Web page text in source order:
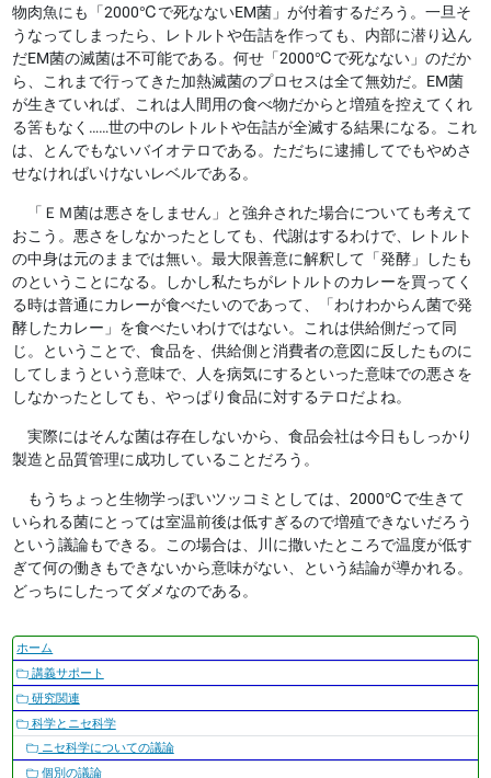
物肉魚にも「2000℃で死なないEM菌」が付着するだろう。一旦そ
うなってしまったら、レトルトや缶詰を作っても、内部に潜り込ん
だEM菌の滅菌は不可能である。何せ「2000℃で死なない」のだか
ら、これまで行ってきた加熱滅菌のプロセスは全て無効だ。EM菌
が生きていれば、これは人間用の食べ物だからと増殖を控えてくれ
る筈もなく……世の中のレトルトや缶詰が全滅する結果になる。これ
は、とんでもないバイオテロである。ただちに逮捕してでもやめさ
せなければいけないレベルである。
「ＥＭ菌は悪さをしません」と強弁された場合についても考えて
おこう。悪さをしなかったとしても、代謝はするわけで、レトルト
の中身は元のままでは無い。最大限善意に解釈して「発酵」したも
のということになる。しかし私たちがレトルトのカレーを買ってく
る時は普通にカレーが食べたいのであって、「わけわからん菌で発
酵したカレー」を食べたいわけではない。これは供給側だって同
じ。ということで、食品を、供給側と消費者の意図に反したものに
してしまうという意味で、人を病気にするといった意味での悪さを
しなかったとしても、やっぱり食品に対するテロだよね。
実際にはそんな菌は存在しないから、食品会社は今日もしっかり
製造と品質管理に成功していることだろう。
もうちょっと生物学っぽいツッコミとしては、2000℃で生きて
いられる菌にとっては室温前後は低すぎるので増殖できないだろう
という議論もできる。この場合は、川に撒いたところで温度が低す
ぎて何の働きもできないから意味がない、という結論が導かれる。
どっちにしたってダメなのである。
ナ
ビ
ゲ
ー
シ
ョ
ホーム
講義サポート
研究関連
科学とニセ科学
ニセ科学についての議論
個別の議論